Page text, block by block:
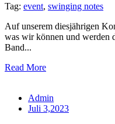
Tag: event, swinging notes
Auf unserem diesjährigen
was wir können und werden
Band...
Read More
Admin
Juli 3,2023